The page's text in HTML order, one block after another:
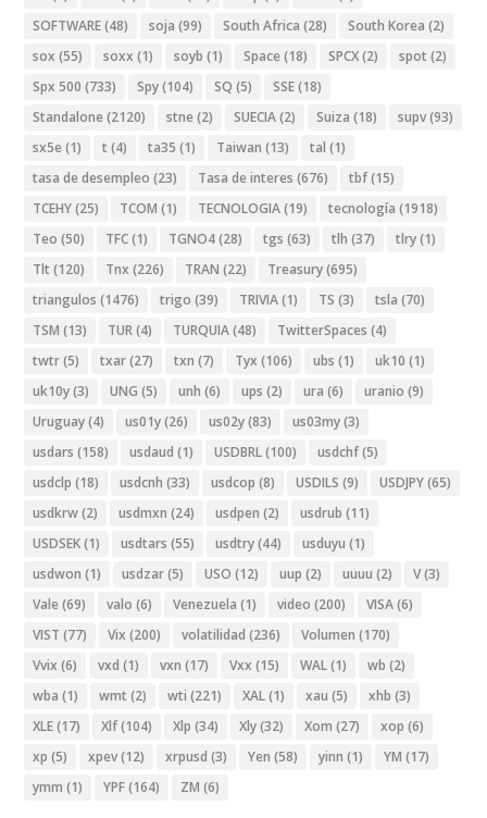
SOFTWARE(48) soja (99) South Africa (28) South Korea (2)
sox (55) soxx (1) soyb (1) Space (18) SPCX(2) spot (2)
Spx 500 (733) Spy(104) SQ (5) SSE(18)
Standalone (2120) stne (2) SUECIA(2) Suiza (18) supv(93)
sx5e (1) t (4) ta35 (1) Taiwan (13) tal (1)
tasa de desempleo (23) Tasa de interes (676) tbf(15)
TCEHY(25) TCOM (1) TECNOLOGIA(19) tecnología (1918)
Teo (50) TFC(1) TGNO4(28) tgs (63) tlh (37) tlry(1)
Tlt (120) Tnx (226) TRAN (22) Treasury(695)
triangulos (1476) trigo (39) TRIVIA(1) TS (3) tsla (70)
TSM (13) TUR(4) TURQUIA(48) TwitterSpaces (4)
twtr(5) txar(27) txn (7) Tyx (106) ubs (1) uk10 (1)
uk10y(3) UNG (5) unh (6) ups (2) ura (6) uranio (9)
Uruguay(4) us01y(26) us02y(83) us03my(3)
usdars (158) usdaud (1) USDBRL(100) usdchf(5)
usdclp (18) usdcnh (33) usdcop (8) USDILS (9) USDJPY(65)
usdkrw(2) usdmxn (24) usdpen (2) usdrub (11)
USDSEK(1) usdtars (55) usdtry(44) usduyu (1)
usdwon (1) usdzar(5) USO (12) uup (2) uuuu (2) V(3)
Vale (69) valo (6) Venezuela (1) video (200) VISA(6)
VIST (77) Vix (200) volatilidad (236) Volumen (170)
Vvix (6) vxd (1) vxn (17) Vxx (15) WAL(1) wb (2)
wba (1) wmt (2) wti (221) XAL(1) xau (5) xhb (3)
XLE(17) Xlf(104) Xlp (34) Xly(32) Xom (27) xop (6)
xp (5) xpev(12) xrpusd (3) Yen (58) yinn (1) YM (17)
ymm (1) YPF(164) ZM (6)